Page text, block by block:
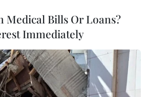
Medical Bills Or Loans?
Immediately